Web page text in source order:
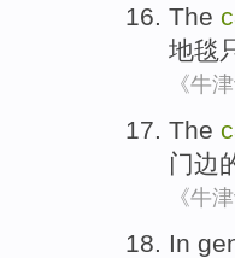
The
地毯
《牛
The
门边
《牛
In